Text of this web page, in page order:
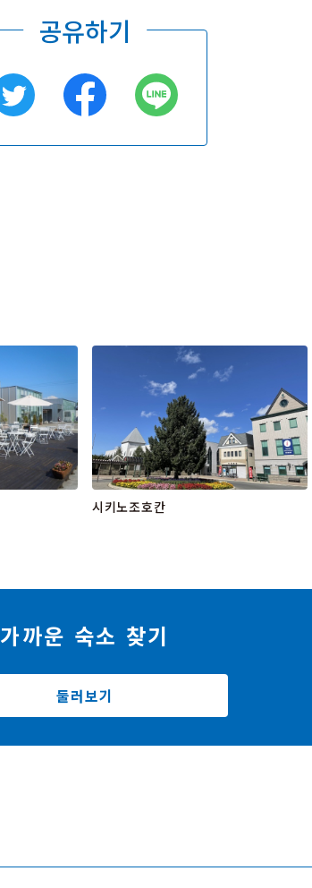
공유하기
시키노조호칸
가까운 숙소 찾기
둘러보기